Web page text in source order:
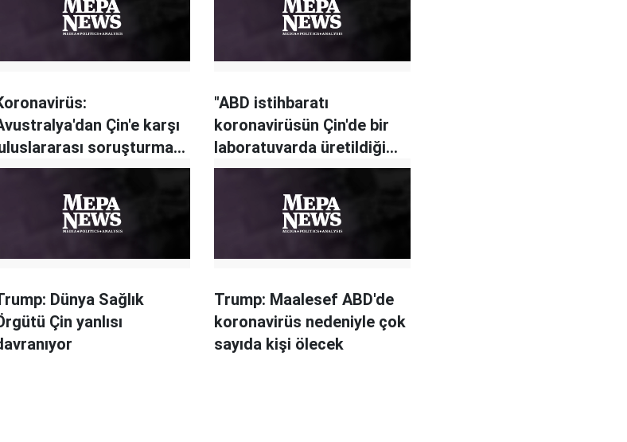
Çin'e karşı
soruşturma
"ABD istihbaratı
koronavirüsün Çin'de bir
laboratuvarda üretildiği
iddiasını araştırıyor"
Dünya Sağlık
Çin yanlısı
Trump: Maalesef ABD'de
koronavirüs nedeniyle çok
sayıda kişi ölecek